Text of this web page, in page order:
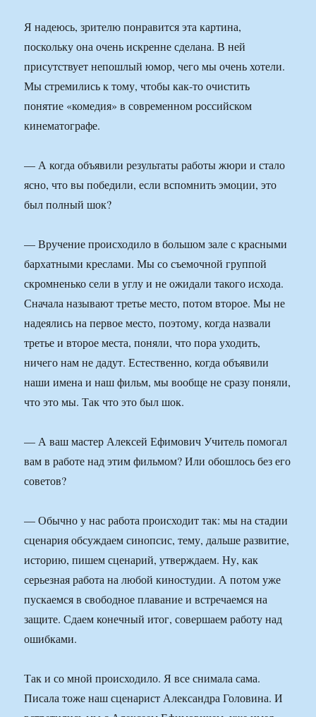
Я надеюсь, зрителю понравится эта картина,
поскольку она очень искренне сделана. В ней
присутствует непошлый юмор, чего мы очень хотели.
Мы стремились к тому, чтобы как-то очистить
понятие «комедия» в современном российском
кинематографе.
— А когда объявили результаты работы жюри и стало
ясно, что вы победили, если вспомнить эмоции, это
был полный шок?
— Вручение происходило в большом зале с красными
бархатными креслами. Мы со съемочной группой
скромненько сели в углу и не ожидали такого исхода.
Сначала называют третье место, потом второе. Мы не
надеялись на первое место, поэтому, когда назвали
третье и второе места, поняли, что пора уходить,
ничего нам не дадут. Естественно, когда объявили
наши имена и наш фильм, мы вообще не сразу поняли,
что это мы. Так что это был шок.
— А ваш мастер Алексей Ефимович Учитель помогал
вам в работе над этим фильмом? Или обошлось без его
советов?
— Обычно у нас работа происходит так: мы на стадии
сценария обсуждаем синопсис, тему, дальше развитие,
историю, пишем сценарий, утверждаем. Ну, как
серьезная работа на любой киностудии. А потом уже
пускаемся в свободное плавание и встречаемся на
защите. Сдаем конечный итог, совершаем работу над
ошибками.
Так и со мной происходило. Я все снимала сама.
Писала тоже наш сценарист Александра Головина. И